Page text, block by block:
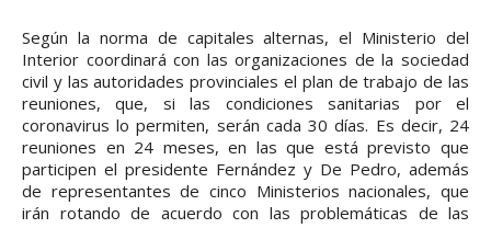
Según la norma de capitales alternas, el Ministerio del
Interior coordinará con las organizaciones de la sociedad
civil y las autoridades provinciales el plan de trabajo de las
reuniones, que, si las condiciones sanitarias por el
coronavirus lo permiten, serán cada 30 días. Es decir, 24
reuniones en 24 meses, en las que está previsto que
participen el presidente Fernández y De Pedro, además
de representantes de cinco Ministerios nacionales, que
irán rotando de acuerdo con las problemáticas de las